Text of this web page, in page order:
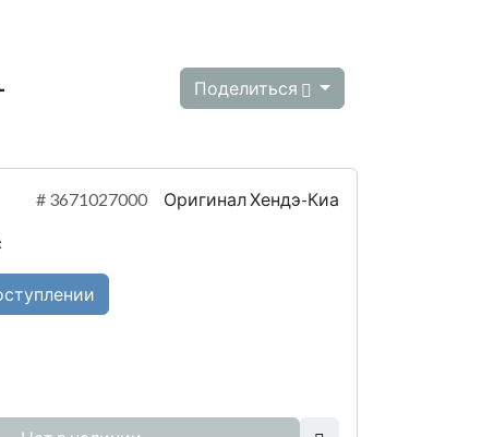
Поделиться
# 3671027000 Оригинал Хендэ-Киа